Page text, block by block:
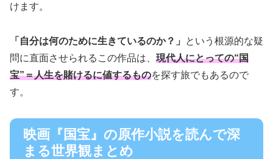
けます。
「自分は何のために生きているのか？」
という根源的な疑
問に直面させられるこの作品は、 現代人にとっての“国
宝”＝人生を賭けるに値するものを探す旅でもあるので
す。
映画『国宝』の原作小説を読んで深
まる世界観まとめ